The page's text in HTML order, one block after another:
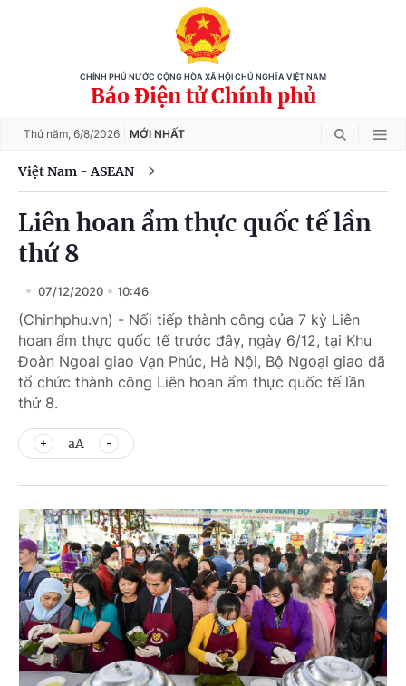
CHÍNH PHỦ NƯỚC CỘNG HÒA XÃ HỘI CHỦ NGHĨA VIỆT NAM
Báo Điện tử Chính phủ
Thứ năm, 6/8/2026 MỚI NHẤT
Việt Nam - ASEAN
Liên hoan ẩm thực quốc tế lần
thứ 8
07/12/2020 10:46
(Chinhphu.vn) - Nối tiếp thành công của 7 kỳ Liên
hoan ẩm thực quốc tế trước đây, ngày 6/12, tại Khu
Đoàn Ngoại giao Vạn Phúc, Hà Nội, Bộ Ngoại giao đã
tổ chức thành công Liên hoan ẩm thực quốc tế lần
thứ 8.
aA